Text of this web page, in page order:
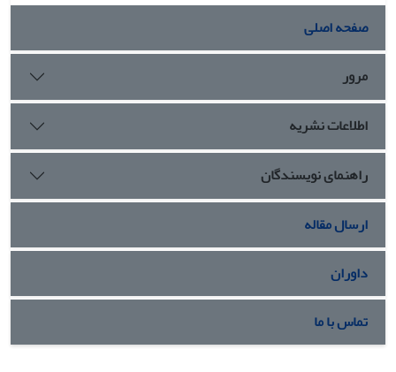
صفحه اصلی
مرور
اطلاعات نشریه
راهنمای نویسندگان
ارسال مقاله
داوران
تماس با ما